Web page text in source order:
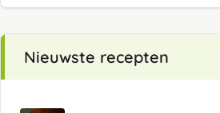
Nieuwste recepten